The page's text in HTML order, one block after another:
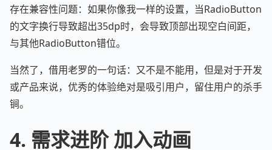
存在兼容性问题：如果你像我一样的设置，当RadioButton
的文字换行导致超出35dp时，会导致顶部出现空白间距，
与其他RadioButton错位。
当然了，借用老罗的一句话：又不是不能用，但是对于开发
或产品来说，优秀的体验绝对是吸引用户，留住用户的杀手
锏。
4. 需求进阶 加入动画